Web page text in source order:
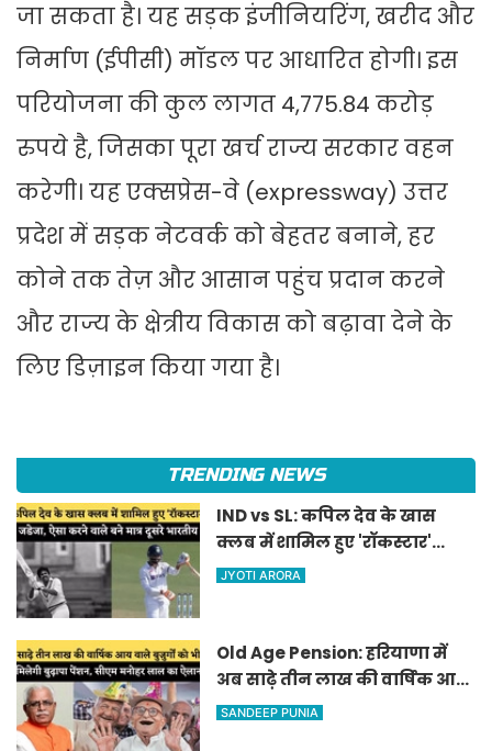
जा सकता है। यह सड़क इंजीनियरिंग, खरीद और
निर्माण (ईपीसी) मॉडल पर आधारित होगी। इस
परियोजना की कुल लागत 4,775.84 करोड़
रुपये है, जिसका पूरा खर्च राज्य सरकार वहन
करेगी। यह एक्सप्रेस-वे (expressway) उत्तर
प्रदेश में सड़क नेटवर्क को बेहतर बनाने, हर
कोने तक तेज़ और आसान पहुंच प्रदान करने
और राज्य के क्षेत्रीय विकास को बढ़ावा देने के
लिए डिज़ाइन किया गया है।
TRENDING NEWS
IND vs SL: कपिल देव के खास
क्लब में शामिल हुए 'रॉकस्टार'
जडेजा, ऐसा करने वाले बने मात्र
JYOTI ARORA
Old Age Pension: हरियाणा में
अब साढ़े तीन लाख की वार्षिक आय
वाले बुजुर्गों को भी मिलेगी बुढ़ापा
SANDEEP PUNIA